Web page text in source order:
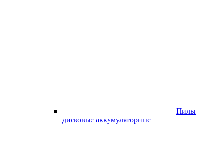
Пилы
дисковые аккумуляторные